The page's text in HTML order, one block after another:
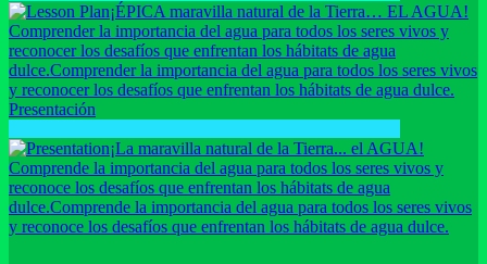
¡ÉPICA maravilla natural de la Tierra… EL AGUA!
Comprender la importancia del agua para todos los seres vivos y
reconocer los desafíos que enfrentan los hábitats de agua
dulce.Comprender la importancia del agua para todos los seres vivos
y reconocer los desafíos que enfrentan los hábitats de agua dulce.
Presentación
¡La maravilla natural de la Tierra... el AGUA!
Comprende la importancia del agua para todos los seres vivos y
reconoce los desafíos que enfrentan los hábitats de agua
dulce.Comprende la importancia del agua para todos los seres vivos
y reconoce los desafíos que enfrentan los hábitats de agua dulce.